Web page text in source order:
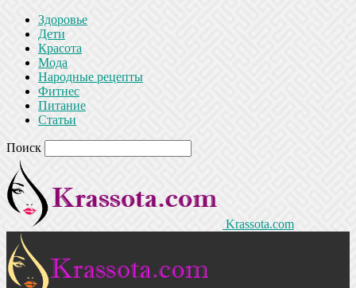
Здоровье
Дети
Красота
Мода
Народные рецепты
Фитнес
Питание
Статьи
Поиск
Krassota.com